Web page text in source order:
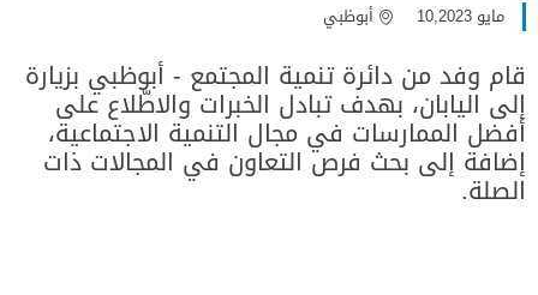
مايو 10,2023 أبوظبي
قام وفد من دائرة تنمية المجتمع - أبوظبي بزيارة
إلى اليابان، بهدف تبادل الخبرات والاطّلاع على
أفضل الممارسات في مجال التنمية الاجتماعية،
إضافة إلى بحث فرص التعاون في المجالات ذات
الصلة.